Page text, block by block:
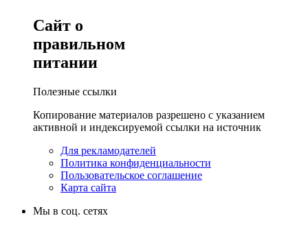
Сайт о
правильном
питании
Полезные ссылки
Копирование материалов разрешено с указанием
активной и индексируемой ссылки на источник
Для рекламодателей
Политика конфиденциальности
Пользовательское соглашение
Карта сайта
Мы в соц. сетях